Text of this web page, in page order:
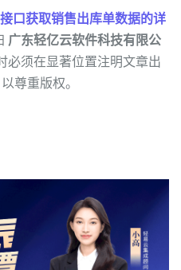
口获取销售出库单数据的详
广东轻亿云软件科技有限公
必须在显著位置注明文章出
尊重版权。